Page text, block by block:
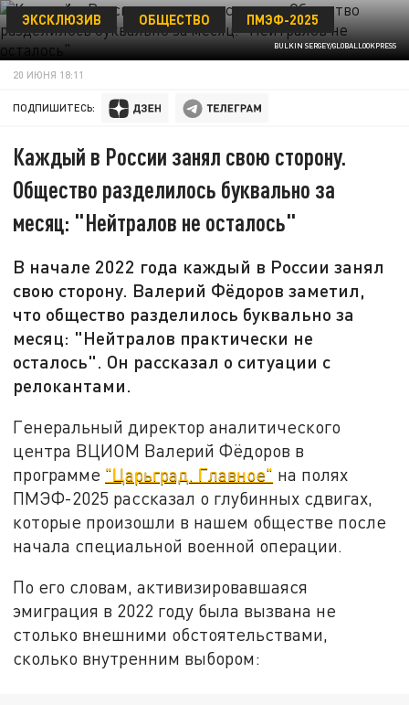
BULKIN SERGEY/GLOBALLOOKPRESS
ЭКСКЛЮЗИВ ОБЩЕСТВО ПМЭФ-2025
20 ИЮНЯ 18:11
ПОДПИШИТЕСЬ:
Каждый в России занял свою сторону.
Общество разделилось буквально за
месяц: "Нейтралов не осталось"
В начале 2022 года каждый в России занял
свою сторону. Валерий Фёдоров заметил,
что общество разделилось буквально за
месяц: "Нейтралов практически не
осталось". Он рассказал о ситуации с
релокантами.
Генеральный директор аналитического
центра ВЦИОМ Валерий Фёдоров в
программе "Царьград. Главное" на полях
ПМЭФ-2025 рассказал о глубинных сдвигах,
которые произошли в нашем обществе после
начала специальной военной операции.
По его словам, активизировавшаяся
эмиграция в 2022 году была вызвана не
столько внешними обстоятельствами,
сколько внутренним выбором: